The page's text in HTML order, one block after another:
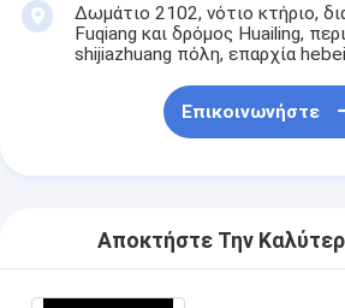
Δωμάτιο 2102, νότιο κτήριο,
Fuqiang και δρόμος Huailing,
shijiazhuang πόλη, επαρχία hebei
Επικοινωνήστε
Αποκτήστε Την